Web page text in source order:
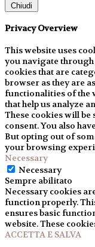
Chiudi
Privacy Overview
This website uses
you navigate through
cookies that are
browser as they are
functionalities of the
that help us analyze
These cookies will
consent. You also
But opting out of
your browsing
Necessary
Necessary
Sempre abilitato
Necessary cookies
function properly.
ensures basic
website. These
ACCETTA E SALVA